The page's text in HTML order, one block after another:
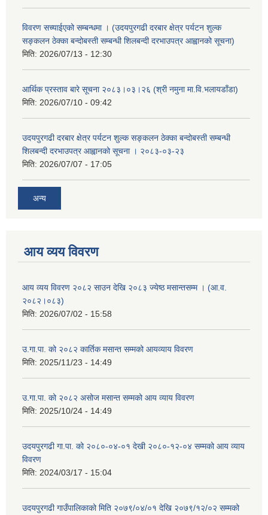
विवरण सच्याईएको सम्बन्धमा । (उदयपुरगढी दरबार क्षेत्र पर्यटन शुल्क
सङ्कलन ठेक्का बन्दोबस्ती सम्बन्धी शिलबन्दी दरभाउपत्र आह्वानको सूचना)
मिति: 2026/07/13 - 12:30
आर्थिक प्रस्ताव बारे सूचना २०८३।०३।२६ (श्री नमुना मा.वि.भलायडाँडा)
मिति: 2026/07/10 - 09:42
उदयपुरगढी दरबार क्षेत्र पर्यटन शुल्क सङ्कलन ठेक्का बन्दोबस्ती सम्बन्धी
शिलबन्दी दरभाउपत्र आह्वानको सूचना । २०८३-०३-२३
मिति: 2026/07/07 - 17:05
अन्य
आय व्यय विवरण
आय व्यय विवरण २०८२ साउन देखि २०८३ ज्येष्ठ मसान्तसम्म । (आ.व.
२०८२।०८३)
मिति: 2026/07/02 - 15:58
उ.गा.पा. को २०८२ कार्तिक मसान्त सम्मको आयव्याय विवरण
मिति: 2025/11/23 - 14:49
उ.गा.पा. को २०८२ असोज मसान्त सम्मको आय व्याय विवरण
मिति: 2025/10/24 - 14:49
उदयपुरगढी गा.पा. को २०८०-०४-०१ देखी २०८०-१२-०४ सम्मको आय व्याय
विवरण
मिति: 2024/03/17 - 15:04
उदयपुरगढी गाउँपालिकाको मिति २०७९/०४/०१ देखि २०७९/१२/०२ सम्मको